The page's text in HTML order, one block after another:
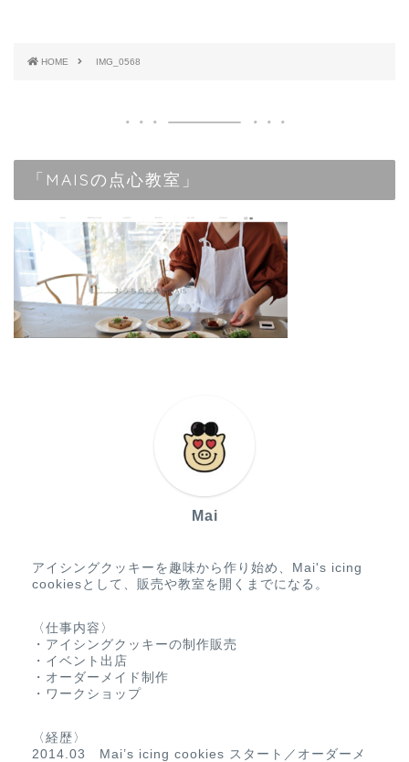
HOME IMG_0568
「MAISの点心教室」
Mai
アイシングクッキーを趣味から作り始め、Mai's icing
cookiesとして、販売や教室を開くまでになる。
〈仕事内容〉
・アイシングクッキーの制作販売
・イベント出店
・オーダーメイド制作
・ワークショップ
〈経歴〉
2014.03 Mai’s icing cookies スタート／オーダーメ